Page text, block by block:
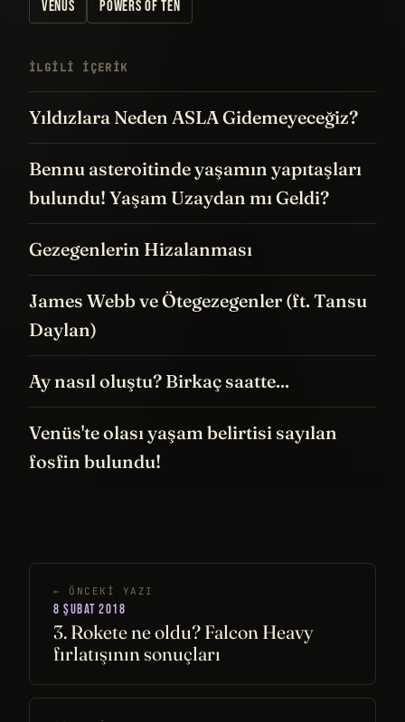
VENÜS
POWERS OF TEN
İLGILI IÇERIK
Yıldızlara Neden ASLA Gidemeyeceğiz?
Bennu asteroitinde yaşamın yapıtaşları
bulundu! Yaşam Uzaydan mı Geldi?
Gezegenlerin Hizalanması
James Webb ve Ötegezegenler (ft. Tansu
Daylan)
Ay nasıl oluştu? Birkaç saatte...
Venüs'te olası yaşam belirtisi sayılan
fosfin bulundu!
← ÖNCEKI YAZI
8 ŞUBAT 2018
3. Rokete ne oldu? Falcon Heavy
fırlatışının sonuçları